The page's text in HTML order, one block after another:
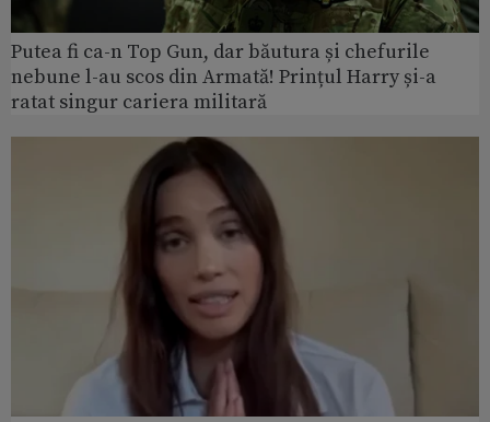
Putea fi ca-n Top Gun, dar băutura și chefurile
nebune l-au scos din Armată! Prințul Harry și-a
ratat singur cariera militară